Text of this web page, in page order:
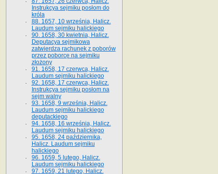
Instrukcya sejmiku posłom do
króla
88. 1657, 10 września, Halicz.
Laudum sejmiku halickiego
90. 1658, 30 kwietnia, Halicz.
Deputacya sejmikowa
zatwierdza rachunek z poborów
przez poborcę na sejmiku
złożony
91. 1658, 17 czerwca, Halicz.
Laudum sejmiku halickiego
92. 1658, 17 czerwca, Halicz.
Instrukcya sejmiku posłom na
sejm walny
93. 1658, 9 września, Halicz.
Laudum sejmiku halickiego
deputackiego
94. 1658, 16 września, Halicz.
Laudum sejmiku halickiego
95. 1658, 24 października,
Halicz. Laudum sejmiku
halickiego
96. 1659, 5 lutego, Halicz.
Laudum sejmiku halickiego
97. 1659, 21 lutego, Halicz.